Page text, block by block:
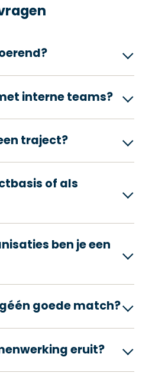
interne teams?
traject?
of als
ben je een
goede match?
eruit?